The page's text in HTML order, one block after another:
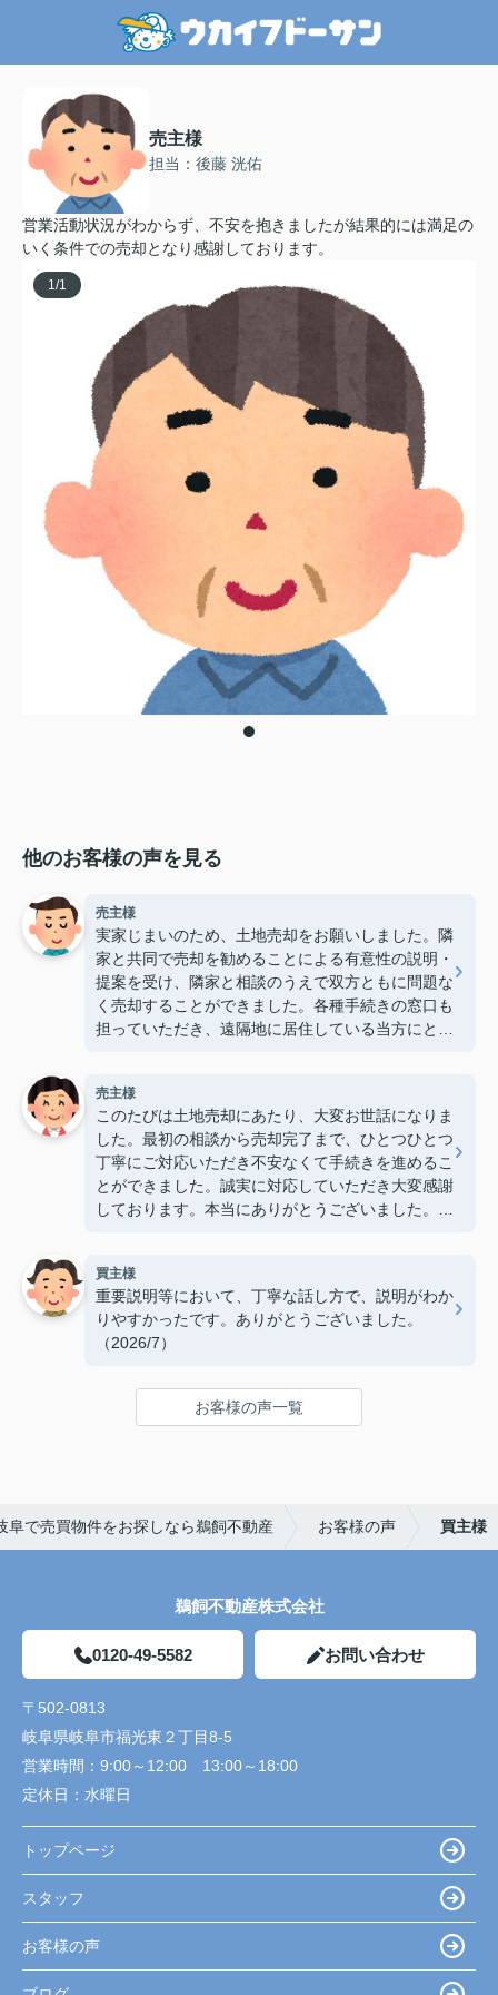
売主様
担当：後藤 洸佑
営業活動状況がわからず、不安を抱きましたが結果的には満足の
いく条件での売却となり感謝しております。
1/1
他のお客様の声を見る
売主様
実家じまいのため、土地売却をお願いしました。隣
家と共同で売却を勧めることによる有意性の説明・
提案を受け、隣家と相談のうえで双方ともに問題な
く売却することができました。各種手続きの窓口も
担っていただき、遠隔地に居住している当方にとっ
売主様
このたびは土地売却にあたり、大変お世話になりま
した。最初の相談から売却完了まで、ひとつひとつ
丁寧にご対応いただき不安なくて手続きを進めるこ
とができました。誠実に対応していただき大変感謝
しております。本当にありがとうございました。
買主様
重要説明等において、丁寧な話し方で、説明がわか
りやすかったです。ありがとうございました。
（2026/7）
お客様の声一覧
阜で売買物件をお探しなら鵜飼不動産 お客様の声 買主様
鵜飼不動産株式会社
0120-49-5582 お問い合わせ
〒502-0813
岐阜県岐阜市福光東２丁目8-5
営業時間： 9:00～12:00 13:00～18:00
定休日： 水曜日
トップページ
スタッフ
お客様の声